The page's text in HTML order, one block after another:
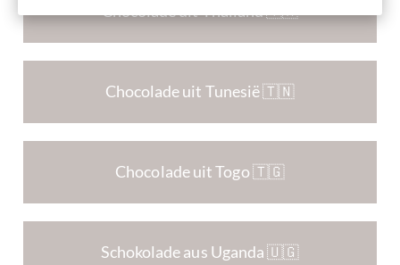
Chocolade uit Thailand 🇹🇭
Chocolade uit Tunesië 🇹🇳
Chocolade uit Togo 🇹🇬
Schokolade aus Uganda 🇺🇬